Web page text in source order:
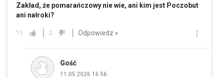
Zakład, że pomarańczowy nie wie, ani kim jest Poczobut
ani nałroki?
11 2 Odpowiedz »
Gość
11.05.2026 16:56